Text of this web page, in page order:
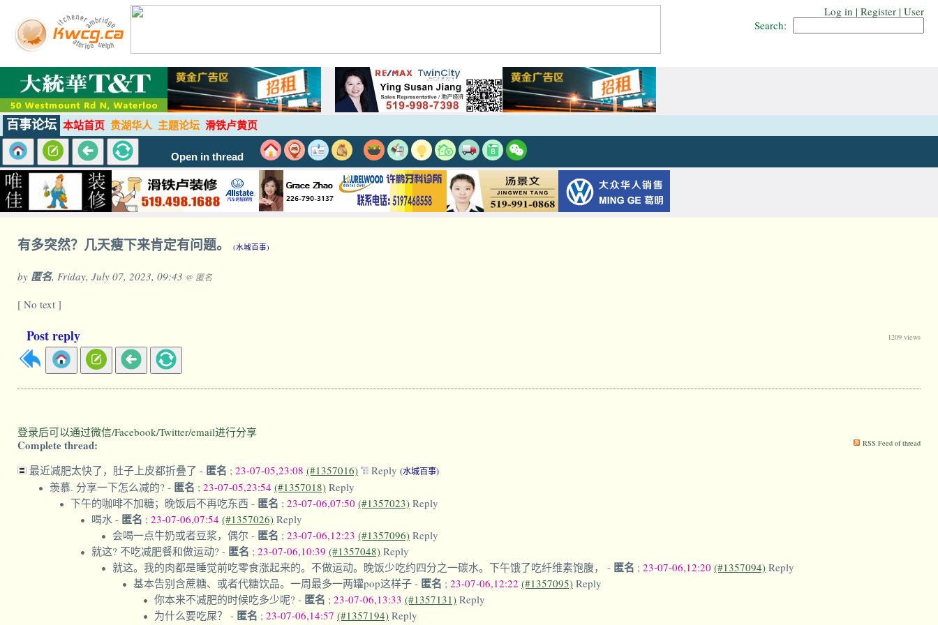
Log in | Register | User
Search:
百事论坛 本站首页 贵湖华人 主题论坛 滑铁卢黄页
Open in thread
有多突然？几天瘦下来肯定有问题。 (水城百事)
by 匿名, Friday, July 07, 2023, 09:43 @ 匿名
[ No text ]
Post reply 1209 views
登录后可以通过微信/Facebook/Twitter/email进行分享
Complete thread: RSS Feed of thread
最近减肥太快了，肚子上皮都折叠了 - 匿名 ; 23-07-05,23:08 (#1357016) Reply (水城百事)
羡慕. 分享一下怎么减的? - 匿名 ; 23-07-05,23:54 (#1357018) Reply
下午的咖啡不加糖；晚饭后不再吃东西 - 匿名 ; 23-07-06,07:50 (#1357023) Reply
喝水 - 匿名 ; 23-07-06,07:54 (#1357026) Reply
会喝一点牛奶或者豆浆，偶尔 - 匿名 ; 23-07-06,12:23 (#1357096) Reply
就这? 不吃减肥餐和做运动? - 匿名 ; 23-07-06,10:39 (#1357048) Reply
就这。我的肉都是睡觉前吃零食涨起来的。不做运动。晚饭少吃约四分之一碳水。下午饿了吃纤维素饱腹， - 匿名 ; 23-07-06,12:20 (#1357094) Reply
基本告别含蔗糖、或者代糖饮品。一周最多一两罐pop这样子 - 匿名 ; 23-07-06,12:22 (#1357095) Reply
你本来不减肥的时候吃多少呢? - 匿名 ; 23-07-06,13:33 (#1357131) Reply
为什么要吃屎？ - 匿名 ; 23-07-06,14:57 (#1357194) Reply